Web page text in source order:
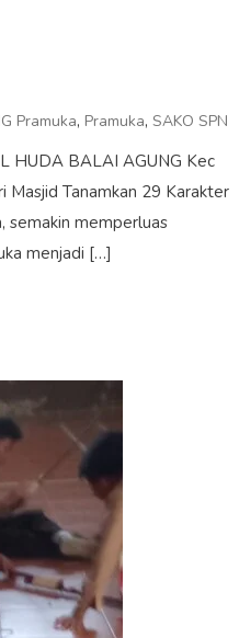
Pramuka, Pramuka, SAKO SPN
HUDA BALAI AGUNG Kec
Masjid Tanamkan 29 Karakter
semakin memperluas
menjadi […]